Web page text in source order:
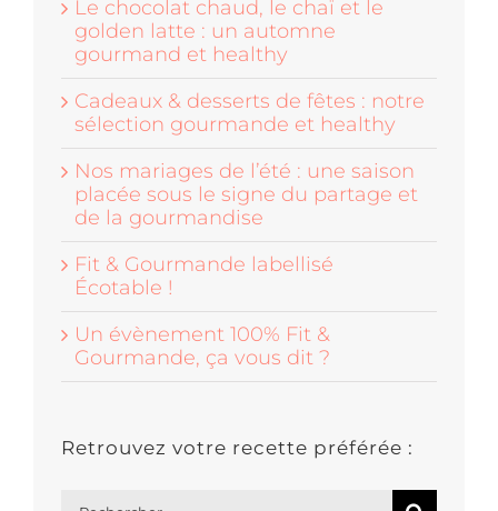
Le chocolat chaud, le chaï et le
golden latte : un automne
gourmand et healthy
Cadeaux & desserts de fêtes : notre
sélection gourmande et healthy
Nos mariages de l’été : une saison
placée sous le signe du partage et
de la gourmandise
Fit & Gourmande labellisé
Écotable !
Un évènement 100% Fit &
Gourmande, ça vous dit ?
Retrouvez votre recette préférée :